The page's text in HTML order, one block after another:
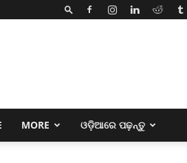
MORE ଓଡ଼ିଆରେ ପଢ଼ନ୍ତୁ